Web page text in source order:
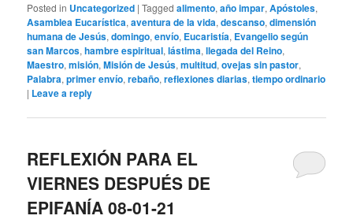
Posted in Uncategorized |Tagged alimento,año impar,Apóstoles,
Asamblea Eucarística,aventura de la vida,descanso,dimensión
humana de Jesús,domingo,envío, Eucaristía, Evangelio según
san Marcos,hambre espiritual,lástima,llegada del Reino,
Maestro,misión,Misión de Jesús,multitud,ovejas sin pastor,
Palabra,primer envío,rebaño,reflexiones diarias,tiempo ordinario
| Leave a reply
REFLEXIÓN PARA EL
VIERNES DESPUÉS DE
EPIFANÍA 08-01-21